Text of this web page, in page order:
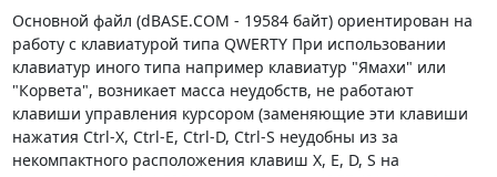
Основной файл (dBASE.СОМ - 19584 байт) ориентирован на
работу с клавиатурой типа QWERTY При использовании
клавиатур иного типа например клавиатур "Ямахи" или
"Корвета", возникает масса неудобств, не работают
клавиши управления курсором (заменяющие эти клавиши
нажатия Ctrl-X, Ctrl-Е, Ctrl-D, Ctrl-S неудобны из за
некомпактного расположения клавиш X, Е, D, S на